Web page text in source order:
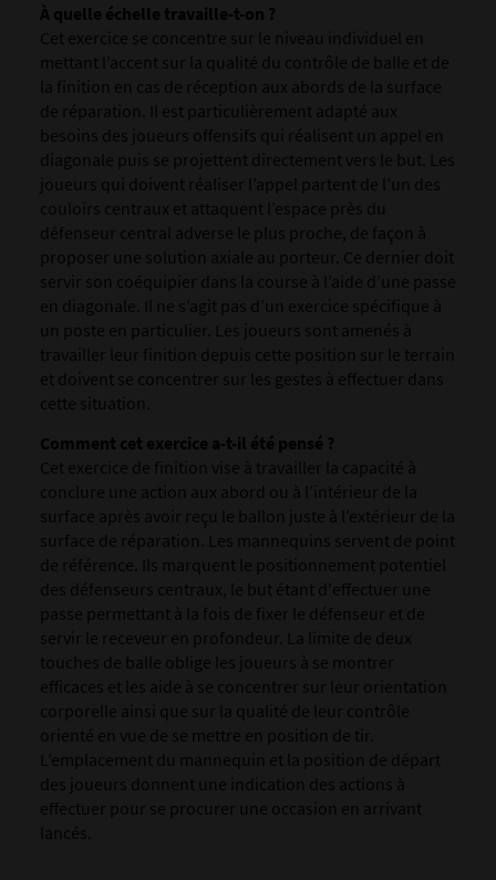
À quelle échelle travaille-t-on ?
Cet exercice se concentre sur le niveau individuel en
mettant l’accent sur la qualité du contrôle de balle et de
la finition en cas de réception aux abords de la surface
de réparation. Il est particulièrement adapté aux
besoins des joueurs offensifs qui réalisent un appel en
diagonale puis se projettent directement vers le but. Les
joueurs qui doivent réaliser l’appel partent de l’un des
couloirs centraux et attaquent l’espace près du
défenseur central adverse le plus proche, de façon à
proposer une solution axiale au porteur. Ce dernier doit
servir son coéquipier dans la course à l’aide d’une passe
en diagonale. Il ne s’agit pas d’un exercice spécifique à
un poste en particulier. Les joueurs sont amenés à
travailler leur finition depuis cette position sur le terrain
et doivent se concentrer sur les gestes à effectuer dans
cette situation.
Comment cet exercice a-t-il été pensé ?
Cet exercice de finition vise à travailler la capacité à
conclure une action aux abord ou à l’intérieur de la
surface après avoir reçu le ballon juste à l’extérieur de la
surface de réparation. Les mannequins servent de point
de référence. Ils marquent le positionnement potentiel
des défenseurs centraux, le but étant d'effectuer une
passe permettant à la fois de fixer le défenseur et de
servir le receveur en profondeur. La limite de deux
touches de balle oblige les joueurs à se montrer
efficaces et les aide à se concentrer sur leur orientation
corporelle ainsi que sur la qualité de leur contrôle
orienté en vue de se mettre en position de tir.
L’emplacement du mannequin et la position de départ
des joueurs donnent une indication des actions à
effectuer pour se procurer une occasion en arrivant
lancés.